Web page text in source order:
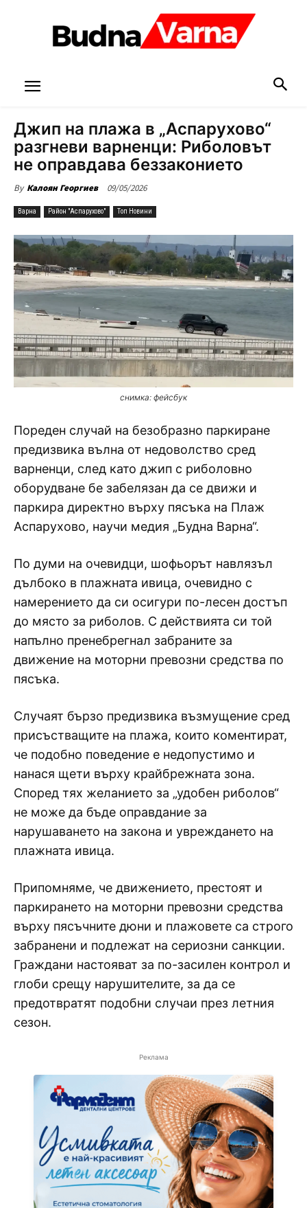
Джип на плажа в „Аспарухово“
разгневи варненци: Риболовът
не оправдава беззаконието
By Калоян Георгиев 09/05/2026
Варна Район "Аспарухово" Топ Новини
снимка: фейсбук
Пореден случай на безобразно паркиране
предизвика вълна от недоволство сред
варненци, след като джип с риболовно
оборудване бе забелязан да се движи и
паркира директно върху пясъка на Плаж
Аспарухово, научи медия „Будна Варна“.
По думи на очевидци, шофьорът навлязъл
дълбоко в плажната ивица, очевидно с
намерението да си осигури по-лесен достъп
до място за риболов. С действията си той
напълно пренебрегнал забраните за
движение на моторни превозни средства по
пясъка.
Случаят бързо предизвика възмущение сред
присъстващите на плажа, които коментират,
че подобно поведение е недопустимо и
нанася щети върху крайбрежната зона.
Според тях желанието за „удобен риболов“
не може да бъде оправдание за
нарушаването на закона и увреждането на
плажната ивица.
Припомняме, че движението, престоят и
паркирането на моторни превозни средства
върху пясъчните дюни и плажовете са строго
забранени и подлежат на сериозни санкции.
Граждани настояват за по-засилен контрол и
глоби срещу нарушителите, за да се
предотвратят подобни случаи през летния
сезон.
Реклама